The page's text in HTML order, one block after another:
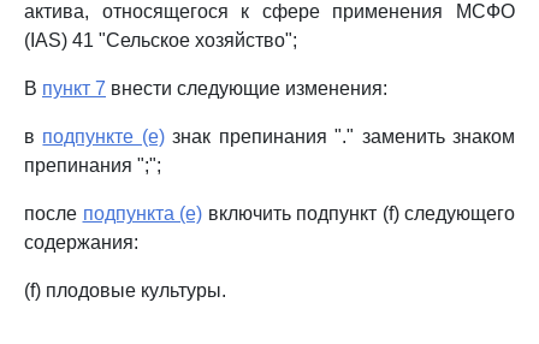
актива, относящегося к сфере применения МСФО
(IAS) 41 "Сельское хозяйство";
В пункт 7 внести следующие изменения:
в подпункте (e)знак препинания "." заменить знаком
препинания ";";
после подпункта (e) включить подпункт (f) следующего
содержания:
(f) плодовые культуры.